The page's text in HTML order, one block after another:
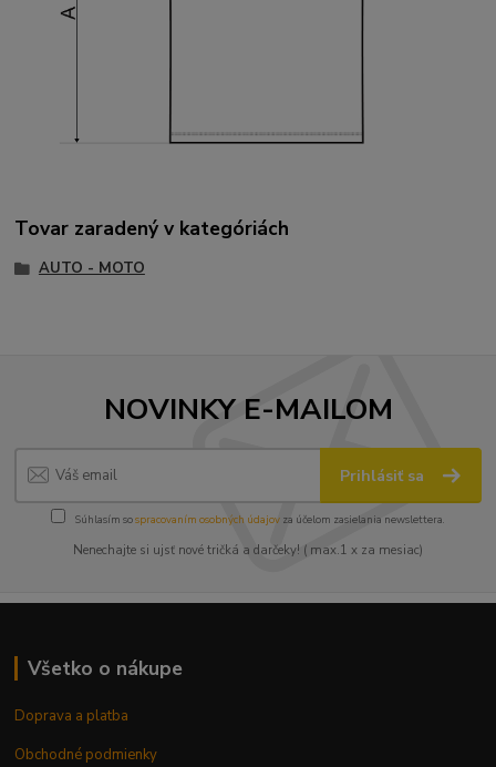
Tovar zaradený v kategóriách
AUTO - MOTO
NOVINKY E-MAILOM
Prihlásiť sa
Súhlasím sospracovaním osobných údajov za účelom zasielania newslettera.
Nenechajte si ujsť nové tričká a darčeky! ( max.1 x za mesiac)
Všetko o nákupe
Doprava a platba
Obchodné podmienky